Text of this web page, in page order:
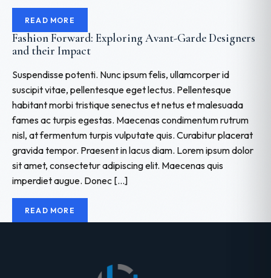
READ MORE
Fashion Forward: Exploring Avant-Garde Designers
and their Impact
Suspendisse potenti. Nunc ipsum felis, ullamcorper id
suscipit vitae, pellentesque eget lectus. Pellentesque
habitant morbi tristique senectus et netus et malesuada
fames ac turpis egestas. Maecenas condimentum rutrum
nisl, at fermentum turpis vulputate quis. Curabitur placerat
gravida tempor. Praesent in lacus diam. Lorem ipsum dolor
sit amet, consectetur adipiscing elit. Maecenas quis
imperdiet augue. Donec […]
READ MORE